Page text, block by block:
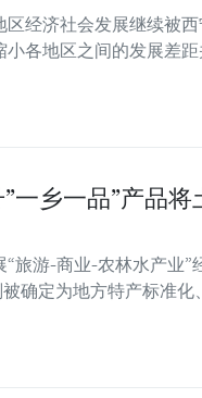
区经济社会发展继续被
各地区之间的发展差距
一乡一品”产品
旅游-商业-农林水产业”
被确定为地方特产标准